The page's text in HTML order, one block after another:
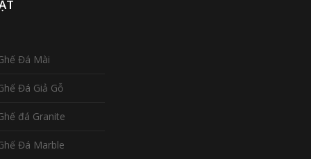
Đá Mài
Đá Giả Gỗ
đá Granite
Đá Marble